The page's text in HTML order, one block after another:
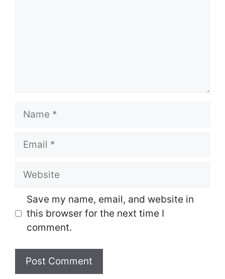
Name
Email
Website
Save my name, email, and website in
this browser for the next time I
comment.